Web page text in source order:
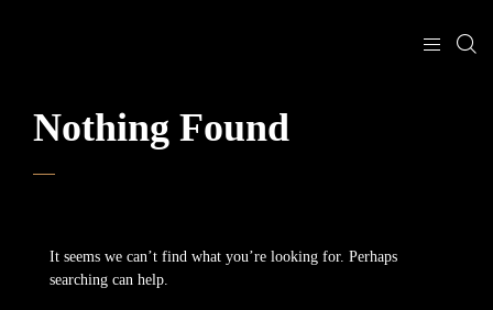
Nothing Found
It seems we can’t find what you’re looking for. Perhaps
searching can help.